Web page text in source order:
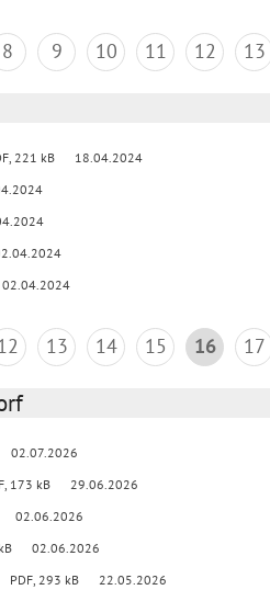
8 9 10 11 12 13
221 kB 18.04.2024
02.04.2024
13 14 15 16 17
02.07.2026
173 kB 29.06.2026
02.06.2026
02.06.2026
PDF, 293 kB 22.05.2026